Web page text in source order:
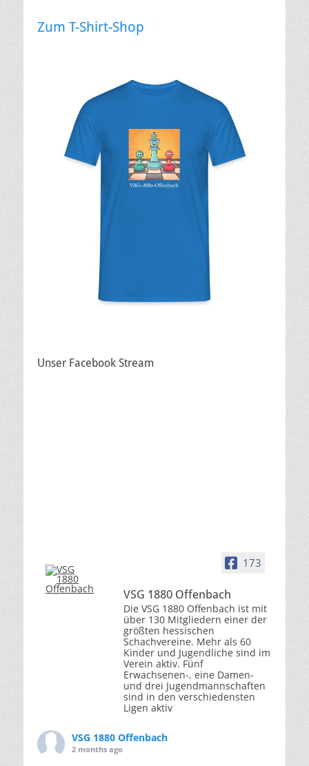
Zum T-Shirt-Shop
Unser Facebook Stream
173
VSG 1880 Offenbach
Die VSG 1880 Offenbach ist mit
über 130 Mitgliedern einer der
größten hessischen
Schachvereine. Mehr als 60
Kinder und Jugendliche sind im
Verein aktiv. Fünf
Erwachsenen-, eine Damen-
und drei Jugendmannschaften
sind in den verschiedensten
Ligen aktiv
VSG 1880 Offenbach
2 months ago